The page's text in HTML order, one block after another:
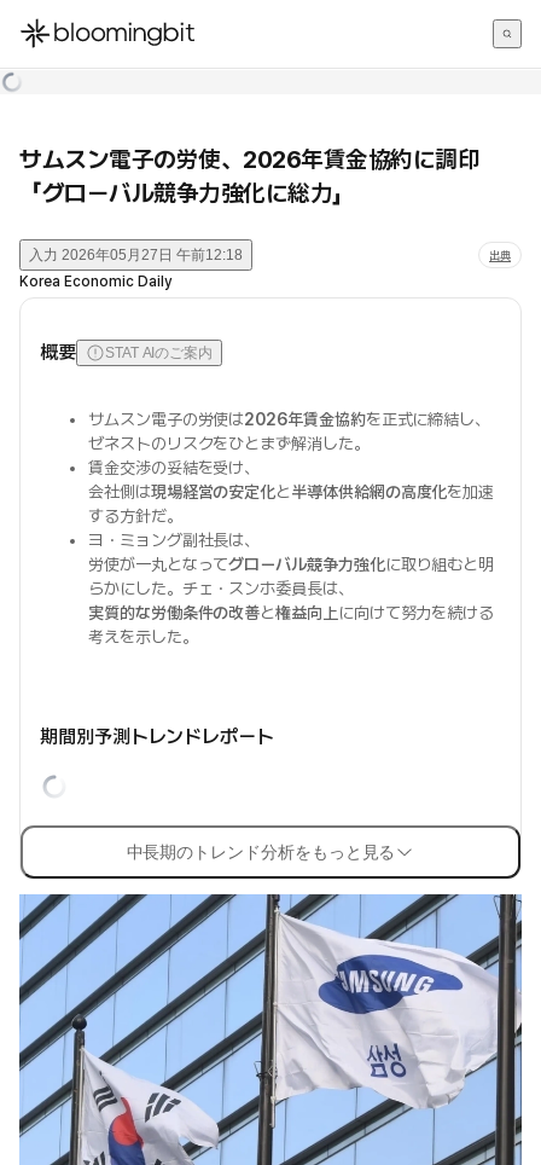
한국어
サムスン電子の労使、2026年賃金協約に調印
「グローバル競争力強化に総力」
入力 2026年05月27日 午前12:18 出典
Korea Economic Daily
概要 STAT AIのご案内
サムスン電子の労使は2026年賃金協約を正式に締結し、
ゼネストのリスクをひとまず解消した。
賃金交渉の妥結を受け、
会社側は現場経営の安定化と半導体供給網の高度化を加速
する方針だ。
ヨ・ミョング副社長は、
労使が一丸となってグローバル競争力強化に取り組むと明
らかにした。チェ・スンホ委員長は、
実質的な労働条件の改善と権益向上に向けて努力を続ける
考えを示した。
期間別予測トレンドレポート
中長期のトレンド分析をもっと見る